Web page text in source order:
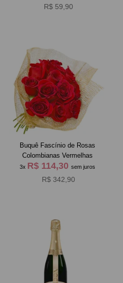
R$ 59,90
Buquê Fascínio de Rosas
Colombianas Vermelhas
3x R$ 114,30 sem juros
R$ 342,90